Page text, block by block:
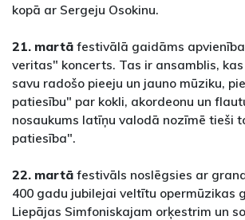
kopā ar Sergeju Osokinu.
21. martā festivālā gaidāms
veritas" koncerts. Tas ir ansamblis,
savu radošo pieeju un jauno mūziku,
patiesību" par kokli, akordeonu un
nosaukums latīņu valodā nozīmē tieši
patiesība".
22. martā festivāls noslēgsies ar
400 gadu jubilejai veltītu opermūzikas
Liepājas Simfoniskajam orķestrim un